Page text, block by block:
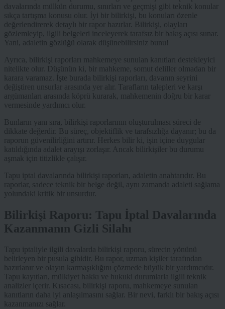
davalarında mülkün durumu, sınırları ve geçmişi gibi teknik konular
sıkça tartışma konusu olur. İyi bir bilirkişi, bu konuları özenle
değerlendirerek detaylı bir rapor hazırlar. Bilirkişi, olayları
gözlemleyip, ilgili belgeleri inceleyerek tarafsız bir bakış açısı sunar.
Yani, adaletin gözlüğü olarak düşünebilirsiniz bunu!
Ayrıca, bilirkişi raporları mahkemeye sunulan kanıtları destekleyici
nitelikte olur. Düşünün ki, bir mahkeme, somut deliller olmadan bir
karara varamaz. İşte burada bilirkişi raporları, davanın seyrini
değiştiren unsurlar arasında yer alır. Tarafların talepleri ve karşı
argümanları arasında köprü kurarak, mahkemenin doğru bir karar
vermesinde yardımcı olur.
Bunların yanı sıra, bilirkişi raporlarının oluşturulması süreci de
dikkate değerdir. Bu süreç, objektiflik ve tarafsızlığa dayanır; bu da
raporun güvenilirliğini artırır. Herkes bilir ki, işin içine duygular
katıldığında adalet arayışı zorlaşır. Ancak bilirkişiler bu durumu
aşmak için titizlikle çalışır.
Tapu iptal davalarında bilirkişi raporları, adaletin anahtarıdır. Bu
raporlar, sadece teknik bir belge değil, aynı zamanda adaleti sağlama
yolundaki kritik bir unsurdur.
Bilirkişi Raporu: Tapu İptal Davalarında
Kazanmanın Gizli Silahı
Tapu iptaliyle ilgili davalarda bilirkişi raporu, sürecin yönünü
belirleyen bir pusula gibidir. Bu rapor, uzman kişiler tarafından
hazırlanır ve olayın karmaşıklığını çözmede büyük bir yardımcıdır.
Tapu kayıtları, mülkiyet hakkı ve hukuki durumlarla ilgili teknik
analizler içerir. Kısacası, bilirkişi raporu, mahkemeye sunulan
kanıtların daha iyi anlaşılmasını sağlar. Bir nevi, farklı bir bakış açısı
kazanmanızı sağlar.